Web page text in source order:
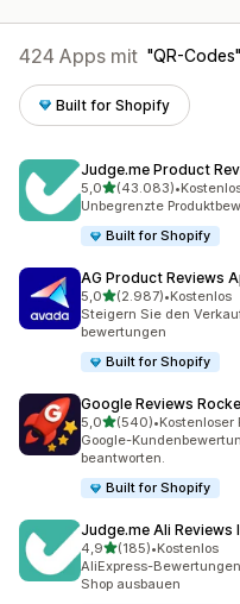
424 Apps mit QR-Codes
Built for Shopify
Judge.me Product
5,0von 5 Sternen
(43.083)
43083 Rezensionen
•
Unbegrenzte
Built for Shopify
AG Product Reviews
5,0von 5 Sternen
(2.987)
2987 Rezensionen
•Kostenlos
Steigern Sie den
bewertungen
Built for Shopify
Google Reviews
5,0von 5 Sternen
(540)
540 Rezensionen
•Kostenloser
Google-
beantworten.
Built for Shopify
Judge.me Ali Reviews
4,9von 5 Sternen
(185)
185 Rezensionen
•Kostenlos
AliExpress-
Shop ausbauen